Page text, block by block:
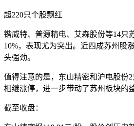
超220只个股飘红
锴威特、普源精电、艾森股份等14只
10%，表现尤为突出。近四成苏州股
头强劲。
值得注意的是， 东山精密和沪电股份
相继涨停，进一步带动了苏州板块的
截至收盘：